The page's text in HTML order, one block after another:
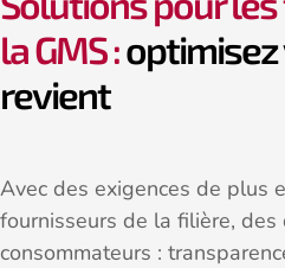
la GMS :optimisez
revient
Avec des exigences de plus
fournisseurs de la filière,
consommateurs :